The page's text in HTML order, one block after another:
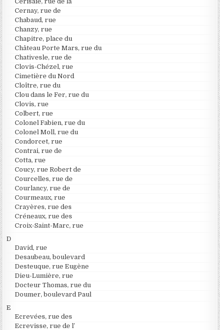
Cernay, rue de
Chabaud, rue
Chanzy, rue
Chapitre, place du
Château Porte Mars, rue du
Chativesle, rue de
Clovis-Chézel, rue
Cimetière du Nord
Cloître, rue du
Clou dans le Fer, rue du
Clovis, rue
Colbert, rue
Colonel Fabien, rue du
Colonel Moll, rue du
Condorcet, rue
Contrai, rue de
Cotta, rue
Coucy, rue Robert de
Courcelles, rue de
Courlancy, rue de
Courmeaux, rue
Crayères, rue des
Créneaux, rue des
Croix-Saint-Marc, rue
D
David, rue
Desaubeau, boulevard
Desteuque, rue Eugène
Dieu-Lumière, rue
Docteur Thomas, rue du
Doumer, boulevard Paul
E
Ecrevées, rue des
Ecrevisse, rue de l’